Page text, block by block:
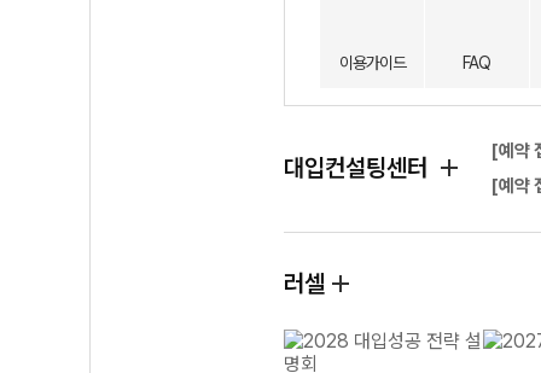
이용가이드 FAQ
대입컨설팅센터
[예약
[예약
러셀